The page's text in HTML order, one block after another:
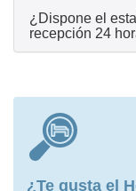
¿Dispone el
recepción 24
¿Te gusta el